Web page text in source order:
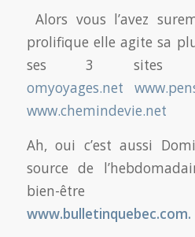
Alors vous l’avez
prolifique elle agite sa
ses 3 sites
omyoyages.net
www.chemindevie.net
Ah, oui c’est aussi
source de
bien-être
www.bulletinquebec.com.